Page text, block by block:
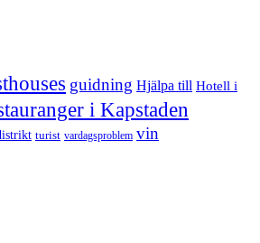
guidning Hjälpa till Hotell i
i Kapstaden
turist vardagsproblem vin